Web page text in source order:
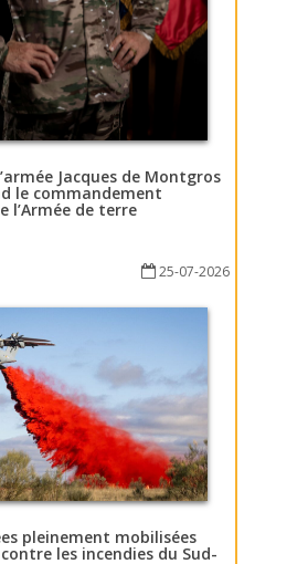
Jacques de Montgros
le commandement
l’Armée de terre
25-07-2026
pleinement mobilisées
les incendies du Sud-